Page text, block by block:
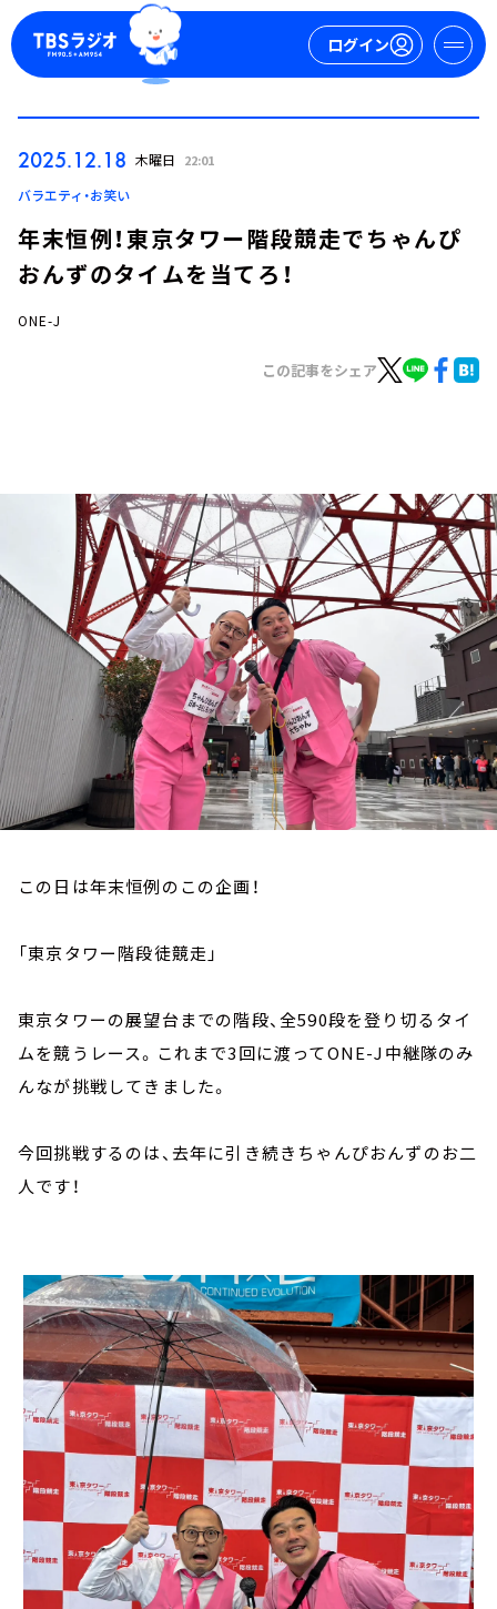
ログイン
ログイン
お知らせ
イベント・グッズ
YouTube
会社情報
2025.12.18 木曜日 22:01
バラエティ・お笑い
年末恒例！東京タワー階段競走でちゃんぴ
おんずのタイムを当てろ！
ONE-J
この記事をシェア
この日は年末恒例のこの企画！
「東京タワー階段徒競走」
東京タワーの展望台までの階段、全590段を登り切るタイ
ムを競うレース。これまで3回に渡ってONE-J中継隊のみ
んなが挑戦してきました。
今回挑戦するのは、去年に引き続きちゃんぴおんずのお二
人です！